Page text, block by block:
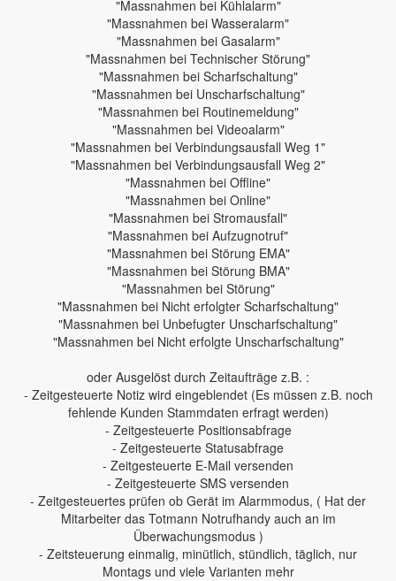
"Massnahmen bei Kühlalarm"
"Massnahmen bei Wasseralarm"
"Massnahmen bei Gasalarm"
"Massnahmen bei Technischer Störung"
"Massnahmen bei Scharfschaltung"
"Massnahmen bei Unscharfschaltung"
"Massnahmen bei Routinemeldung"
"Massnahmen bei Videoalarm"
"Massnahmen bei Verbindungsausfall Weg 1"
"Massnahmen bei Verbindungsausfall Weg 2"
"Massnahmen bei Offline"
"Massnahmen bei Online"
"Massnahmen bei Stromausfall"
"Massnahmen bei Aufzugnotruf"
"Massnahmen bei Störung EMA"
"Massnahmen bei Störung BMA"
"Massnahmen bei Störung"
"Massnahmen bei Nicht erfolgter Scharfschaltung"
"Massnahmen bei Unbefugter Unscharfschaltung"
"Massnahmen bei Nicht erfolgte Unscharfschaltung"
oder Ausgelöst durch Zeitaufträge z.B. :
- Zeitgesteuerte Notiz wird eingeblendet (Es müssen z.B. noch
fehlende Kunden Stammdaten erfragt werden)
- Zeitgesteuerte Positionsabfrage
- Zeitgesteuerte Statusabfrage
- Zeitgesteuerte E-Mail versenden
- Zeitgesteuerte SMS versenden
- Zeitgesteuertes prüfen ob Gerät im Alarmmodus, ( Hat der
Mitarbeiter das Totmann Notrufhandy auch an im
Überwachungsmodus )
- Zeitsteuerung einmalig, minütlich, stündlich, täglich, nur
Montags und viele Varianten mehr